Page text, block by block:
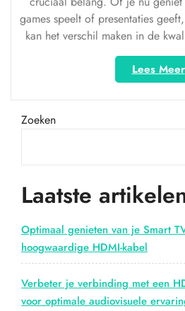
games speelt of presentaties
kan het verschil maken in de
Lees Meer
Zoeken
Laatste
Optimaal genieten van je Smart
hoogwaardige HDMI-kabel
Verbeter je verbinding met een
voor optimale audiovisuele